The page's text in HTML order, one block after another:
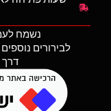
נשמח
לבירורים